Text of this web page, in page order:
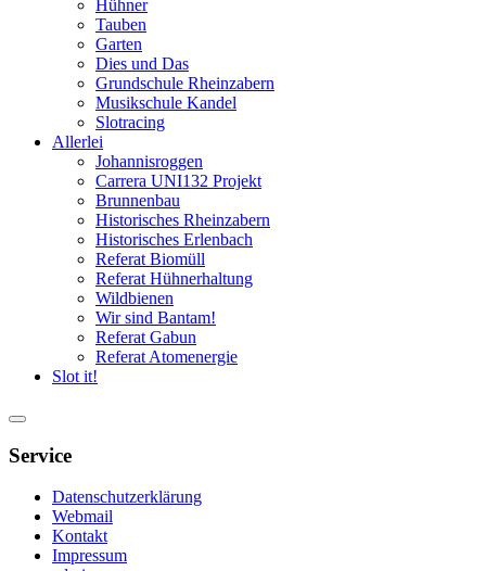
Hühner
Tauben
Garten
Dies und Das
Grundschule Rheinzabern
Musikschule Kandel
Slotracing
Allerlei
Johannisroggen
Carrera UNI132 Projekt
Brunnenbau
Historisches Rheinzabern
Historisches Erlenbach
Referat Biomüll
Referat Hühnerhaltung
Wildbienen
Wir sind Bantam!
Referat Gabun
Referat Atomenergie
Slot it!
Service
Datenschutzerklärung
Webmail
Kontakt
Impressum